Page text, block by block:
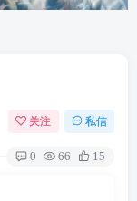
关注 私信
0 66 15